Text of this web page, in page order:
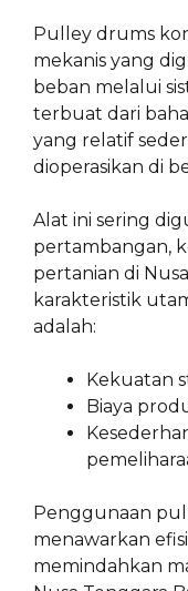
Pulley drums
mekanis yang
beban melalui
terbuat dari
yang relatif
dioperasikan di
Alat ini sering
pertambangan,
pertanian di
karakteristik
adalah:
Kekuatan
Biaya
Penggunaan
menawarkan
memindahkan